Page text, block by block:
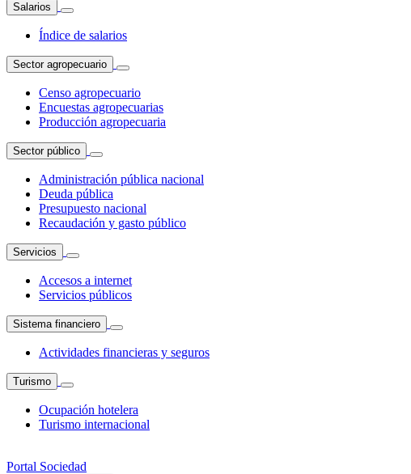
Salarios
Índice de salarios
Sector agropecuario
Censo agropecuario
Encuestas agropecuarias
Producción agropecuaria
Sector público
Administración pública nacional
Deuda pública
Presupuesto nacional
Recaudación y gasto público
Servicios
Accesos a internet
Servicios públicos
Sistema financiero
Actividades financieras y seguros
Turismo
Ocupación hotelera
Turismo internacional
Portal Sociedad